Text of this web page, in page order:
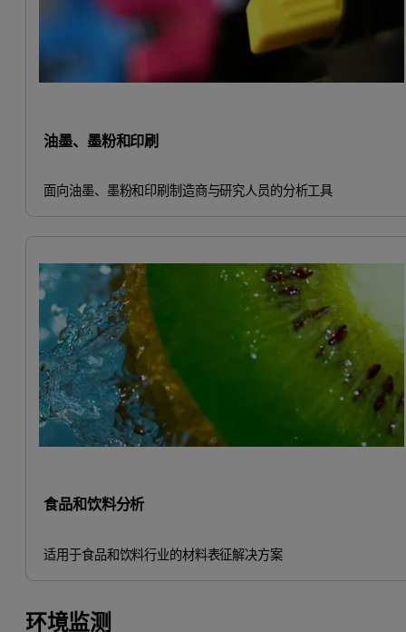
油墨、墨粉和印刷
面向油墨、墨粉和印刷制造商与研究人员的分析工具
食品和饮料分析
适用于食品和饮料行业的材料表征解决方案
环境监测